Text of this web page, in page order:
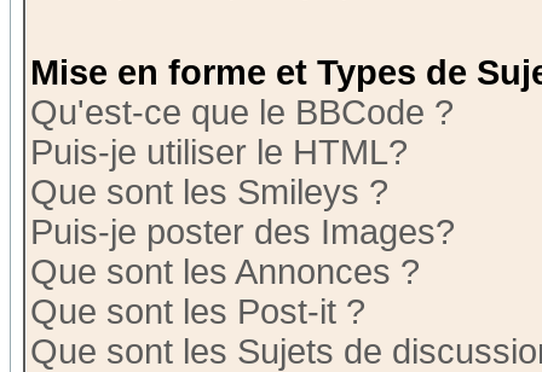
Mise en forme et Types de
Qu'est-ce que le BBCode ?
Puis-je utiliser le HTML?
Que sont les Smileys ?
Puis-je poster des Images?
Que sont les Annonces ?
Que sont les Post-it ?
Que sont les Sujets de